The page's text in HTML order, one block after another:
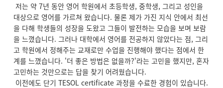
저는 약 7년 동안 영어 학원에서 초등학생, 중학생, 그리고 성인을
대상으로 영어를 가르쳐 왔습니다. 물론 제가 가진 지식 안에서 최선
을 다해 학생들의 성장을 도왔고 그들이 발전하는 모습을 보며 보람
을 느꼈습니다. 그러나 대학에서 영어를 전공하지 않았다는 점, 그리
고 학원에서 정해주는 교재로만 수업을 진행해야 했다는 점에서 한
계를 느꼈습니다. '더 좋은 방법은 없을까?'라는 고민을 했지만, 혼자
고민하는 것만으로는 답을 찾기 어려웠습니다.
이전에도 단기 TESOL certificate 과정을 수료한 경험이 있습니다.